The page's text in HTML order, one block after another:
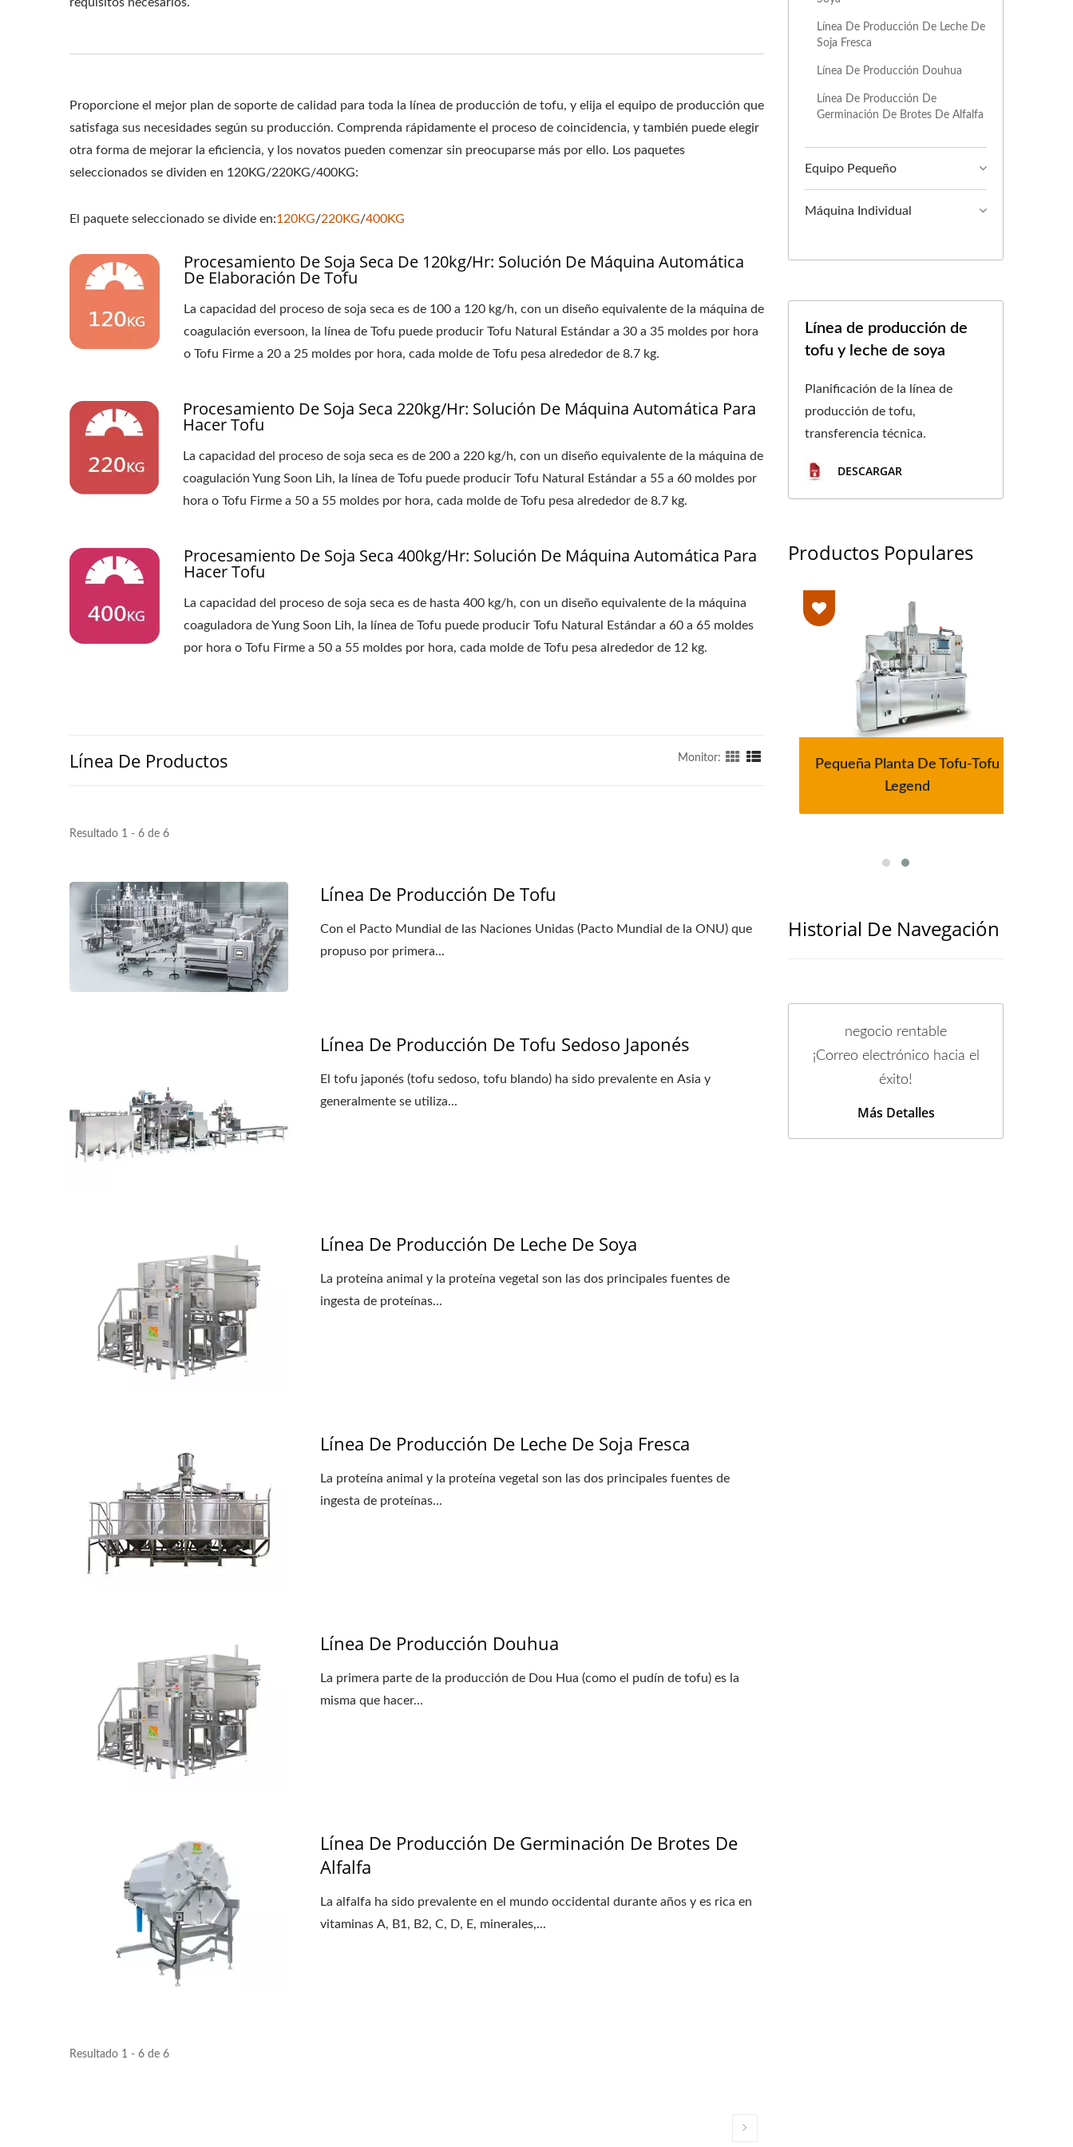
MÁQUINAS DE TOFU, FABRICANTE DE MÁQUINAS DE TOFU,
PRECIO DE LA MÁQUINA DE TOFU, MAQUINARIA DE TOFU,
MÁQUINAS Y EQUIPOS DE TOFU, FABRICANTE DE TOFU,
MÁQUINA PARA HACER TOFU, PRODUCCIÓN DE TOFU,
EQUIPOS PARA HACER TOFU, MÁQUINA PARA HACER TOFU,
PRECIO DE LA MÁQUINA PARA HACER TOFU, FABRICANTES DE
TOFU, FÁBRICA DE FABRICACIÓN DE TOFU, PLANTA DE
FABRICACIÓN DE TOFU, EQUIPO DE PRODUCCIÓN DE TOFU,
FÁBRICA DE PRODUCCIÓN DE TOFU, LÍNEA DE PRODUCCIÓN
DE TOFU, PRECIO DE LA LÍNEA DE PRODUCCIÓN DE TOFU,
FABRICANTE DE TOFU, MÁQUINA DE CARNE VEGANA, LÍNEA DE
PRODUCCIÓN DE CARNE VEGANA, MAQUINARIA Y EQUIPO DE
TOFU VEGETAL, MÁQUINA DE COMIDA / LÍDER DE LA
LECHE DE SOYA CON MÁXIMA PRIORIDAD EN LA SEGURIDAD
ALIMENTARIA.
Proporcione el mejor plan de soporte de calidad para toda la línea de producción de tofu, y elija el equipo de producción que
satisfaga sus necesidades según su producción. Comprenda rápidamente el proceso de coincidencia, y también puede elegir
otra forma de mejorar la eficiencia, y los novatos pueden comenzar sin preocuparse más por ello. Los paquetes
seleccionados se dividen en 120KG/220KG/400KG:
El paquete seleccionado se divide en:120KG/220KG/400KG
Procesamiento De Soja Seca De 120kg/Hr: Solución De Máquina Automática
De Elaboración De Tofu
La capacidad del proceso de soja seca es de 100 a 120 kg/h, con un diseño equivalente de la máquina de
coagulación eversoon, la línea de Tofu puede producir Tofu Natural Estándar a 30 a 35 moldes por hora
o Tofu Firme a 20 a 25 moldes por hora, cada molde de Tofu pesa alrededor de 8.7 kg.
Procesamiento De Soja Seca 220kg/Hr: Solución De Máquina Automática Para
Hacer Tofu
La capacidad del proceso de soja seca es de 200 a 220 kg/h, con un diseño equivalente de la máquina de
coagulación Yung Soon Lih, la línea de Tofu puede producir Tofu Natural Estándar a 55 a 60 moldes por
hora o Tofu Firme a 50 a 55 moldes por hora, cada molde de Tofu pesa alrededor de 8.7 kg.
Procesamiento De Soja Seca 400kg/Hr: Solución De Máquina Automática Para
Hacer Tofu
La capacidad del proceso de soja seca es de hasta 400 kg/h, con un diseño equivalente de la máquina
coaguladora de Yung Soon Lih, la línea de Tofu puede producir Tofu Natural Estándar a 60 a 65 moldes
por hora o Tofu Firme a 50 a 55 moldes por hora, cada molde de Tofu pesa alrededor de 12 kg.
Línea De Productos Monitor:
Resultado 1 - 6 de 6
Línea De Producción De Tofu
Con el Pacto Mundial de las Naciones Unidas (Pacto Mundial de la ONU) que
propuso por primera...
Línea De Producción De Tofu Sedoso Japonés
El tofu japonés (tofu sedoso, tofu blando) ha sido prevalente en Asia y
generalmente se utiliza...
Línea De Producción De Leche De Soya
La proteína animal y la proteína vegetal son las dos principales fuentes de
ingesta de proteínas...
Línea De Producción De Leche De Soja Fresca
La proteína animal y la proteína vegetal son las dos principales fuentes de
ingesta de proteínas...
Línea De Producción Douhua
La primera parte de la producción de Dou Hua (como el pudín de tofu) es la
misma que hacer...
Línea De Producción De Germinación De Brotes De
Alfalfa
La alfalfa ha sido prevalente en el mundo occidental durante años y es rica en
vitaminas A, B1, B2, C, D, E, minerales,...
Resultado 1 - 6 de 6
Línea De Producción De Leche De
Soja Fresca
Línea De Producción Douhua
Línea De Producción De
Germinación De Brotes De Alfalfa
Equipo Pequeño
Máquina Individual
Línea de producción de
tofu y leche de soya
Planificación de la línea de
producción de tofu,
transferencia técnica.
DESCARGAR
Productos Populares
Línea De Producción De Tofu
Línea De Producción De Tofu
Pequeña Planta De Tofu-Tofu
Legend
Historial De Navegación
negocio rentable
¡Correo electrónico hacia el
éxito!
Más Detalles